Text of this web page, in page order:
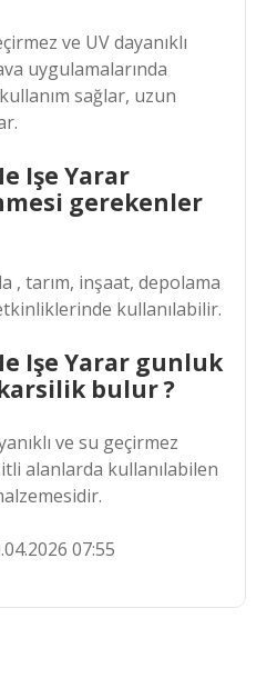
ve UV dayanıklı
uygulamalarında
sağlar, uzun
Işe Yarar
gerekenler
, tarım, inşaat, depolama
kullanılabilir.
Işe Yarar gunluk
bulur ?
ve su geçirmez
alanlarda kullanılabilen
07:55